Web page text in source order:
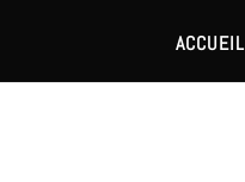
ACCUEIL